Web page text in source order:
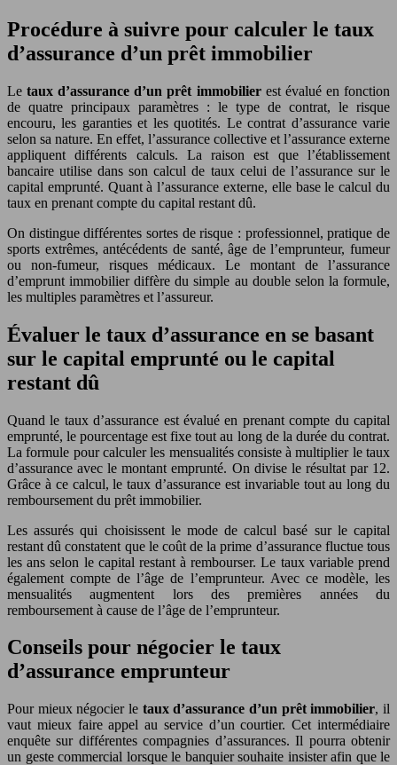
Procédure à suivre pour calculer le taux
d’assurance d’un prêt immobilier
Letaux d’assurance d’un prêt immobilierest évalué en fonction
de quatre principaux paramètres : le type de contrat, le risque
encouru, les garanties et les quotités. Le contrat d’assurance varie
selon sa nature. En effet, l’assurance collective et l’assurance externe
appliquent différents calculs. La raison est que l’établissement
bancaire utilise dans son calcul de taux celui de l’assurance sur le
capital emprunté. Quant à l’assurance externe, elle base le calcul du
taux en prenant compte du capital restant dû.
On distingue différentes sortes de risque : professionnel, pratique de
sports extrêmes, antécédents de santé, âge de l’emprunteur, fumeur
ou non-fumeur, risques médicaux. Le montant de l’assurance
d’emprunt immobilier diffère du simple au double selon la formule,
les multiples paramètres et l’assureur.
Évaluer le taux d’assurance en se basant
sur le capital emprunté ou le capital
restant dû
Quand le taux d’assurance est évalué en prenant compte du capital
emprunté, le pourcentage est fixe tout au long de la durée du contrat.
La formule pour calculer les mensualités consiste à multiplier le taux
d’assurance avec le montant emprunté. On divise le résultat par 12.
Grâce à ce calcul, le taux d’assurance est invariable tout au long du
remboursement du prêt immobilier.
Les assurés qui choisissent le mode de calcul basé sur le capital
restant dû constatent que le coût de la prime d’assurance fluctue tous
les ans selon le capital restant à rembourser. Le taux variable prend
également compte de l’âge de l’emprunteur. Avec ce modèle, les
mensualités augmentent lors des premières années du
remboursement à cause de l’âge de l’emprunteur.
Conseils pour négocier le taux
d’assurance emprunteur
Pour mieux négocier le taux d’assurance d’un prêt immobilier, il
vaut mieux faire appel au service d’un courtier. Cet intermédiaire
enquête sur différentes compagnies d’assurances. Il pourra obtenir
un geste commercial lorsque le banquier souhaite insister afin que le